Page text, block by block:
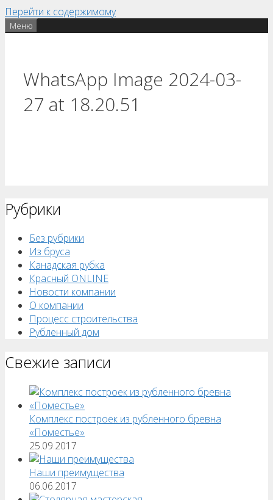
Перейти к содержимому
Меню
WhatsApp Image 2024-03-
27 at 18.20.51
Рубрики
Без рубрики
Из бруса
Канадская рубка
Красный ONLINE
Новости компании
О компании
Процесс строительства
Рубленный дом
Свежие записи
Комплекс построек из рубленного бревна
«Поместье»
25.09.2017
Наши преимущества
06.06.2017